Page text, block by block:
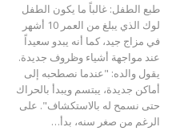
طبع الطفل: غالباً ما يكون الطفل
لوك الذي يبلغ من العمر 10 أشهر
في مزاج جيد، كما أنه يبدو سعيداً
عند مواجهة أشياء وظروف جديدة.
يقول والده: "عندما نصطحبه إلى
أماكن جديدة، يبتسم ويبدأ بالحراك
حتى نسمح له بالاستكشاف". على
الرغم من صغر سنه، بدأ…